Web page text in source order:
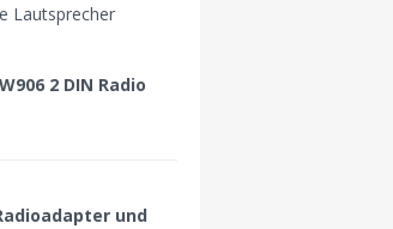
Lautsprecher
2 DIN Radio
und